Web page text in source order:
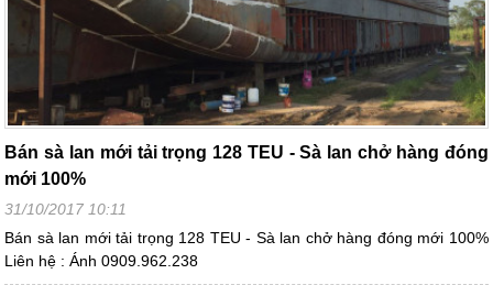
Bán sà lan mới tải trọng 128 TEU - Sà lan chở hàng đóng
mới 100%
31/10/2017 10:11
Bán sà lan mới tải trọng 128 TEU - Sà lan chở hàng đóng mới 100%
Liên hệ : Ánh 0909.962.238